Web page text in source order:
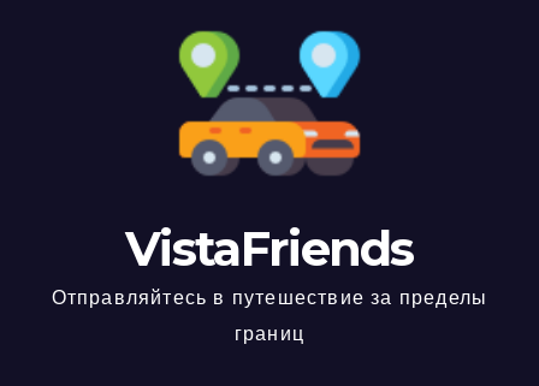
VistaFriends
Отправляйтесь в путешествие за пределы
границ